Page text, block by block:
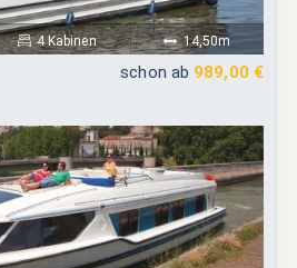
4 Kabinen 14,50m
schon ab 989,00 €